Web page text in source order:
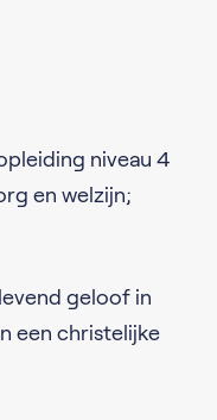
niveau 4
en welzijn;
geloof in
een christelijke